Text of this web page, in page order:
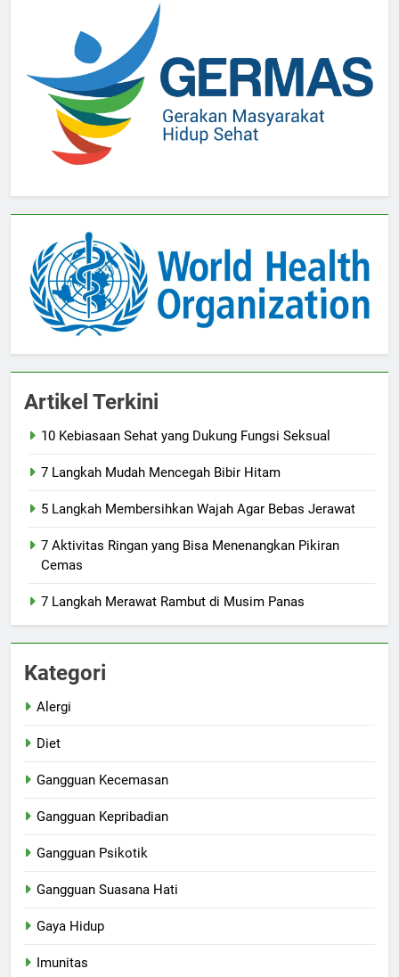
Artikel Terkini
10 Kebiasaan Sehat yang Dukung Fungsi Seksual
7 Langkah Mudah Mencegah Bibir Hitam
5 Langkah Membersihkan Wajah Agar Bebas Jerawat
7 Aktivitas Ringan yang Bisa Menenangkan Pikiran
Cemas
7 Langkah Merawat Rambut di Musim Panas
Kategori
Alergi
Diet
Gangguan Kecemasan
Gangguan Kepribadian
Gangguan Psikotik
Gangguan Suasana Hati
Gaya Hidup
Imunitas